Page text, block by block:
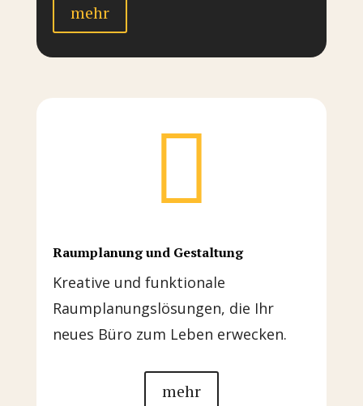
mehr

Raumplanung und Gestaltung
Kreative und funktionale
Raumplanungslösungen, die Ihr
neues Büro zum Leben erwecken.
mehr